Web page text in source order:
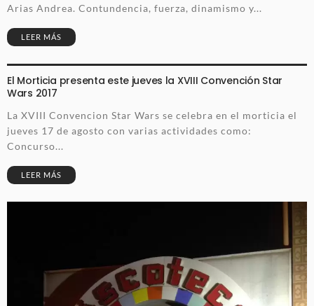
Arias Andrea. Contundencia, fuerza, dinamismo y...
LEER MÁS
El Morticia presenta este jueves la XVIII Convención Star
Wars 2017
La XVIII Convencion Star Wars se celebra en el morticia el
jueves 17 de agosto con varias actividades como:
Concurso...
LEER MÁS